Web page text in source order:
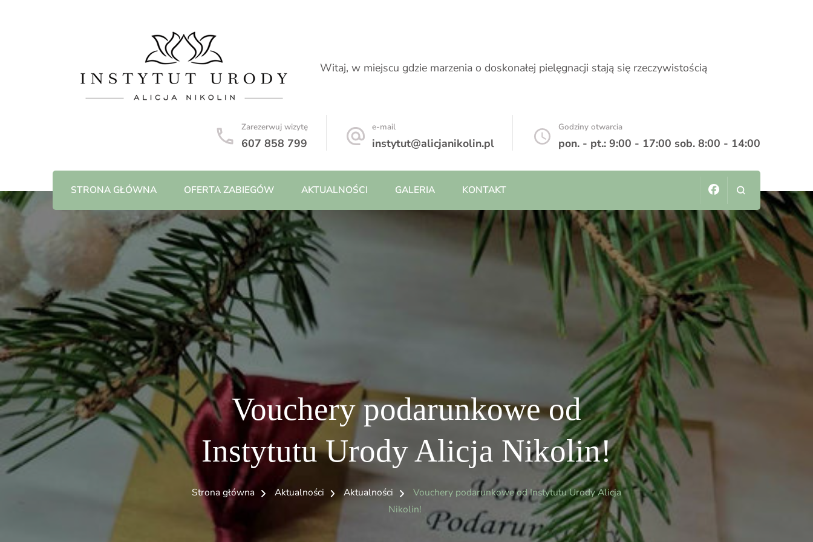
Witaj, w miejscu gdzie marzenia o doskonałej pielęgnacji stają się rzeczywistością
Zarezerwuj wizytę
607 858 799
e-mail
instytut@alicjanikolin.pl
Godziny otwarcia
pon. - pt.: 9:00 - 17:00 sob. 8:00 - 14:00
STRONA GŁÓWNA OFERTA ZABIEGÓW AKTUALNOŚCI GALERIA KONTAKT
Vouchery podarunkowe od
Instytutu Urody Alicja Nikolin!
Strona główna Aktualności Aktualności
Vouchery podarunkowe od Instytutu Urody Alicja
Nikolin!